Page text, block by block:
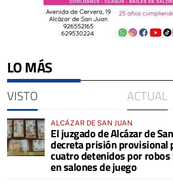
LO MÁS
VISTO ACTUAL
ALCÁZAR DE SAN JUAN
El juzgado de Alcázar de
decreta prisión provisional
cuatro detenidos por robos
en salones de juego